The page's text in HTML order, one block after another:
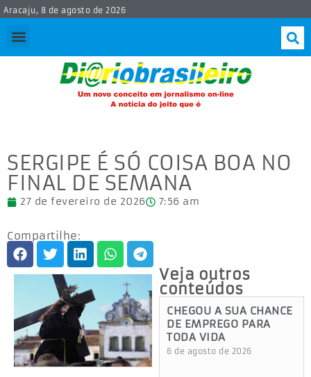
Aracaju, 8 de agosto de 2026
SERGIPE É SÓ COISA BOA NO
FINAL DE SEMANA
27 de fevereiro de 2026 7:56 am
Compartilhe:
Veja outros
conteúdos
CHEGOU A SUA CHANCE
DE EMPREGO PARA
TODA VIDA
6 de agosto de 2026